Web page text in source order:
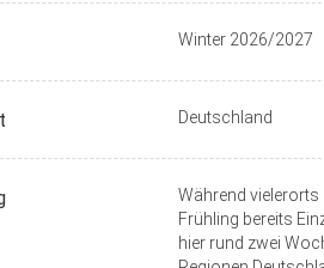
Winter 2026/2027
Deutschland
Während
Frühling bereits
hier rund zwei